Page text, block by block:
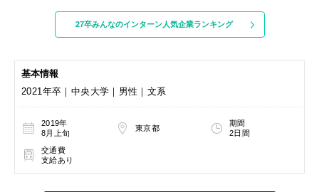
27卒みんなのインターン人気企業ランキング
基本情報
2021年卒｜中央大学｜男性｜文系
2019年
8月上旬
東京都
期間
2日間
交通費
支給あり